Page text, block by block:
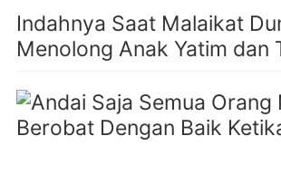
Indahnya Saat Malaikat
Menolong Anak Yatim dan